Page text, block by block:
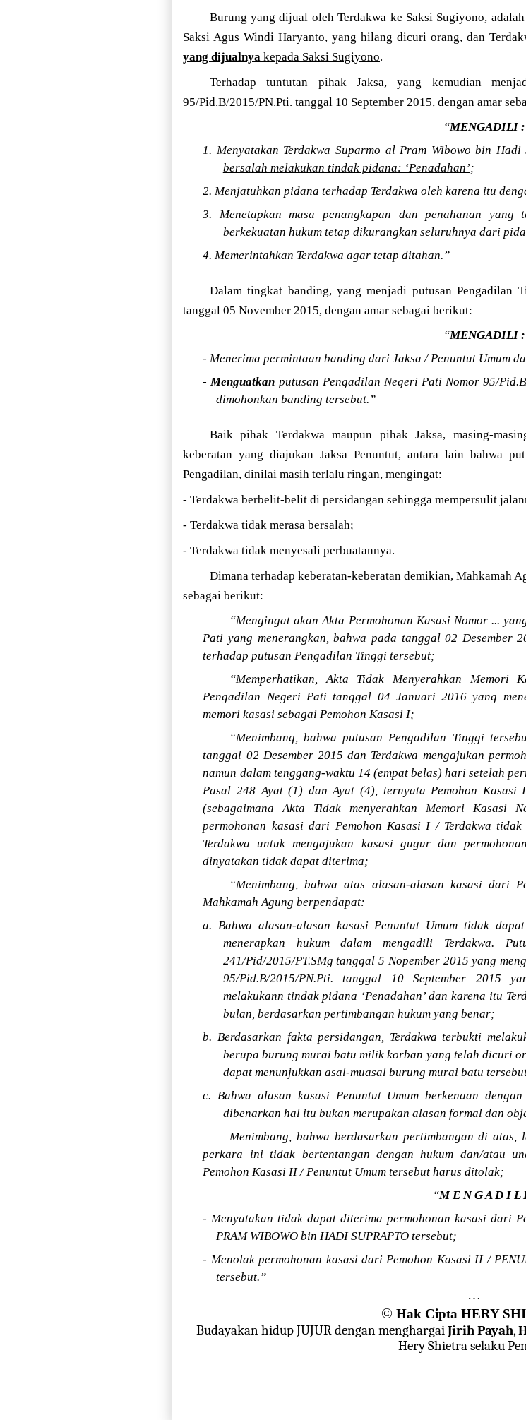
Burung yang dijual oleh Terdakwa ke Saksi Sugiyono,
Saksi Agus Windi Haryanto, yang hilang dicuri orang, dan
yang dijualnya kepada Saksi Sugiyono.
Terhadap tuntutan pihak Jaksa, yang kemudian
95/Pid.B/2015/PN.Pti. tanggal 10 September 2015, dengan amar
“MENGADILI :
1. Menyatakan Terdakwa Suparmo al Pram Wibowo bin Hadi
bersalah melakukan tindak pidana: ‘Penadahan’;
2. Menjatuhkan pidana terhadap Terdakwa oleh karena itu
3. Menetapkan masa penangkapan dan penahanan
berkekuatan hukum tetap dikurangkan seluruhnya dari
4. Memerintahkan Terdakwa agar tetap ditahan.”
Dalam tingkat banding, yang menjadi putusan Pengadilan
tanggal 05 November 2015, dengan amar sebagai berikut:
“MENGADILI :
- Menerima permintaan banding dari Jaksa / Penuntut Umum
-Menguatkan putusan Pengadilan Negeri Pati Nomor 95/
dimohonkan banding tersebut.”
Baik pihak Terdakwa maupun pihak Jaksa, masing-
keberatan yang diajukan Jaksa Penuntut, antara lain bahwa
Pengadilan, dinilai masih terlalu ringan, mengingat:
- Terdakwa berbelit-belit di persidangan sehingga mempersulit
- Terdakwa tidak merasa bersalah;
- Terdakwa tidak menyesali perbuatannya.
Dimana terhadap keberatan-keberatan demikian, Mahkamah
sebagai berikut:
“Mengingat akan Akta Permohonan Kasasi Nomor ...
Pati yang menerangkan, bahwa pada tanggal 02 Desember
terhadap putusan Pengadilan Tinggi tersebut;
“Memperhatikan, Akta Tidak Menyerahkan
Pengadilan Negeri Pati tanggal 04 Januari 2016 yang
memori kasasi sebagai Pemohon Kasasi I;
“Menimbang, bahwa putusan Pengadilan Tinggi
tanggal 02 Desember 2015 dan Terdakwa mengajukan
namun dalam tenggang-waktu 14 (empat belas) hari setelah
Pasal 248 Ayat (1) dan Ayat (4), ternyata Pemohon Kasasi
(sebagaimana Akta Tidak menyerahkan Memori Kasasi
permohonan kasasi dari Pemohon Kasasi I / Terdakwa
Terdakwa untuk mengajukan kasasi gugur dan
dinyatakan tidak dapat diterima;
“Menimbang, bahwa atas alasan-alasan kasasi dari
Mahkamah Agung berpendapat:
a. Bahwa alasan-alasan kasasi Penuntut Umum tidak
menerapkan hukum dalam mengadili Terdakwa.
241/Pid/2015/PT.SMg tanggal 5 Nopember 2015 yang
95/Pid.B/2015/PN.Pti. tanggal 10 September 2015
melakukann tindak pidana ‘Penadahan’ dan karena itu
bulan, berdasarkan pertimbangan hukum yang benar;
b. Berdasarkan fakta persidangan, Terdakwa terbukti
berupa burung murai batu milik korban yang telah dicuri
dapat menunjukkan asal-muasal burung murai batu
c. Bahwa alasan kasasi Penuntut Umum berkenaan
dibenarkan hal itu bukan merupakan alasan formal dan
Menimbang, bahwa berdasarkan pertimbangan di
perkara ini tidak bertentangan dengan hukum dan/atau
Pemohon Kasasi II / Penuntut Umum tersebut harus ditolak;
“M E N G A D I L
- Menyatakan tidak dapat diterima permohonan kasasi dari
PRAM WIBOWO bin HADI SUPRAPTO tersebut;
- Menolak permohonan kasasi dari Pemohon Kasasi II /
tersebut.”
…
© Hak Cipta HERY
Budayakan hidup JUJUR dengan menghargaiJirih Payah,
Hery Shietra selaku